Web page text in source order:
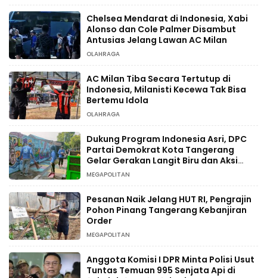
Chelsea Mendarat di Indonesia, Xabi
Alonso dan Cole Palmer Disambut
Antusias Jelang Lawan AC Milan
OLAHRAGA
AC Milan Tiba Secara Tertutup di
Indonesia, Milanisti Kecewa Tak Bisa
Bertemu Idola
OLAHRAGA
Dukung Program Indonesia Asri, DPC
Partai Demokrat Kota Tangerang
Gelar Gerakan Langit Biru dan Aksi
Tanam Pohon
MEGAPOLITAN
Pesanan Naik Jelang HUT RI, Pengrajin
Pohon Pinang Tangerang Kebanjiran
Order
MEGAPOLITAN
Anggota Komisi I DPR Minta Polisi Usut
Tuntas Temuan 995 Senjata Api di